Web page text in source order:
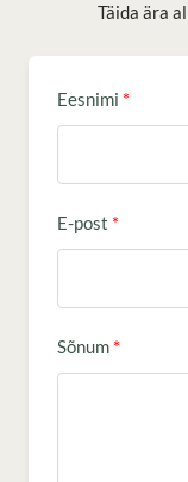
Täida ära
Eesnimi
E-post
Sõnum